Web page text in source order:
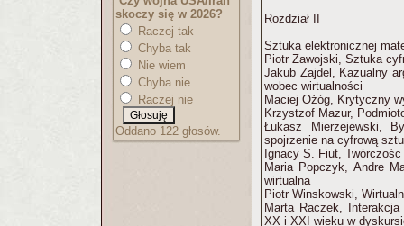
skoczy się w 2026?
Raczej tak
Chyba tak
Nie wiem
Chyba nie
Raczej nie
Oddano 122 głosów.
Rozdział II
Sztuka elektronicznej
Piotr Zawojski, Sztuka
Jakub Zajdel, Kazualny
wobec wirtualności
Maciej Ożóg, Krytyczny
Krzystzof Mazur,
Łukasz Mierzejewski,
spojrzenie na cyfrową
Ignacy S. Fiut,
Maria Popczyk, Andre
wirtualna
Piotr Winskowski,
Marta Raczek,
XX i XXI wieku w